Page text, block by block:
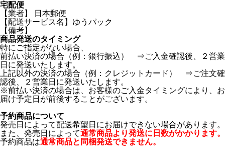
宅配便
【業者】 日本郵便
【配送サービス名】ゆうパック
【備考】
商品発送のタイミング
特にご指定がない場合、
前払い決済の場合（例：銀行振込） ⇒ご入金確認後、２営業
日に発送いたします。
上記以外の決済の場合（例：クレジットカード） ⇒ご注文確
認後、２営業日に発送いたします。
※前払い決済の場合は、お客様のご入金タイミングにより、お
届け予定日が前後することがございます。
予約商品について
発売日によって配送希望日にお届けできない場合があります。
また、発売日によって通常商品より発送に日数がかかります。
予約商品は通常商品と同梱発送できません。